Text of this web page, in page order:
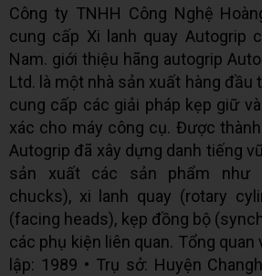
Công ty TNHH Công Nghệ
cung cấp Xi lanh quay Autogrip
Nam. giới thiệu hãng autogrip
Ltd. là một nhà sản xuất hàng đầu
cung cấp các giải pháp kẹp giữ
xác cho máy công cụ. Được
Autogrip đã xây dựng danh tiếng
sản xuất các sản phẩm như
chucks), xi lanh quay (rotary
(facing heads), kẹp đồng bộ
các phụ kiện liên quan. Tổng quan
lập: 1989 • Trụ sở: Huyện